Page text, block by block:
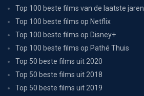
Top 100 beste films van de laatste jaren
Top 100 beste films op Netflix
Top 100 beste films op Disney+
Top 100 beste films op Pathé Thuis
Top 50 beste films uit 2020
Top 50 beste films uit 2018
Top 50 beste films uit 2019